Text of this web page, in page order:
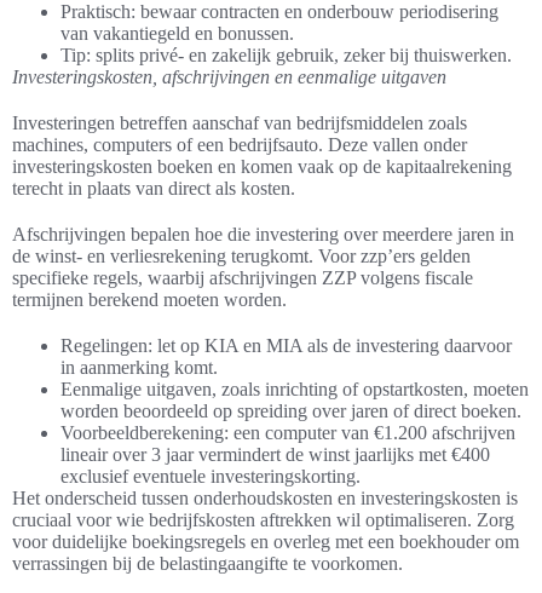
Praktisch: bewaar contracten en onderbouw periodisering
van vakantiegeld en bonussen.
Tip: splits privé- en zakelijk gebruik, zeker bij thuiswerken.
Investeringskosten, afschrijvingen en eenmalige uitgaven
Investeringen betreffen aanschaf van bedrijfsmiddelen zoals
machines, computers of een bedrijfsauto. Deze vallen onder
investeringskosten boeken en komen vaak op de kapitaalrekening
terecht in plaats van direct als kosten.
Afschrijvingen bepalen hoe die investering over meerdere jaren in
de winst- en verliesrekening terugkomt. Voor zzp’ers gelden
specifieke regels, waarbij afschrijvingen ZZP volgens fiscale
termijnen berekend moeten worden.
Regelingen: let op KIA en MIA als de investering daarvoor
in aanmerking komt.
Eenmalige uitgaven, zoals inrichting of opstartkosten, moeten
worden beoordeeld op spreiding over jaren of direct boeken.
Voorbeeldberekening: een computer van €1.200 afschrijven
lineair over 3 jaar vermindert de winst jaarlijks met €400
exclusief eventuele investeringskorting.
Het onderscheid tussen onderhoudskosten en investeringskosten is
cruciaal voor wie bedrijfskosten aftrekken wil optimaliseren. Zorg
voor duidelijke boekingsregels en overleg met een boekhouder om
verrassingen bij de belastingaangifte te voorkomen.